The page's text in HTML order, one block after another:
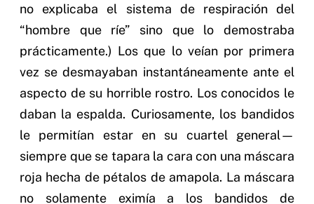
no explicaba el sistema de respiración del
“hombre que ríe” sino que lo demostraba
prácticamente.) Los que lo veían por primera
vez se desmayaban instantáneamente ante el
aspecto de su horrible rostro. Los conocidos le
daban la espalda. Curiosamente, los bandidos
le permitían estar en su cuartel general—
siempre que se tapara la cara con una máscara
roja hecha de pétalos de amapola. La máscara
no solamente eximía a los bandidos de